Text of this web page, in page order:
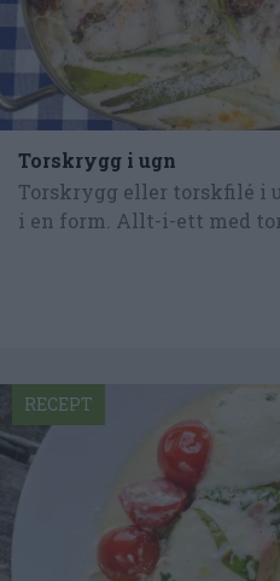
Torskrygg i ugn
Torskrygg eller torskfilé i
i en form. Allt-i-ett med
RECEPT